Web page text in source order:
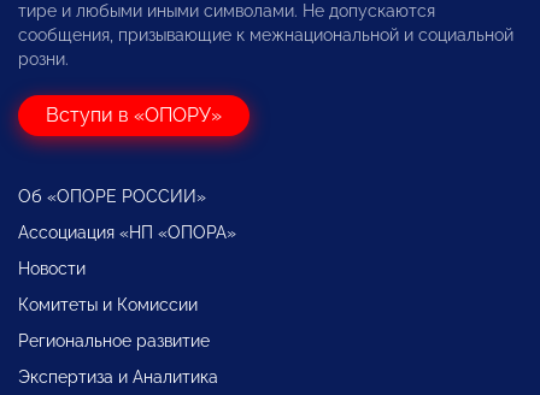
тире и любыми иными символами. Не допускаются
сообщения, призывающие к межнациональной и социальной
розни.
Вступи в «ОПОРУ»
Об «ОПОРЕ РОССИИ»
Ассоциация «НП «ОПОРА»
Новости
Комитеты и Комиссии
Региональное развитие
Экспертиза и Аналитика